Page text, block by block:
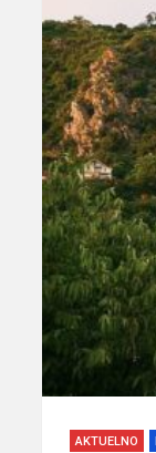
AKTUELNO